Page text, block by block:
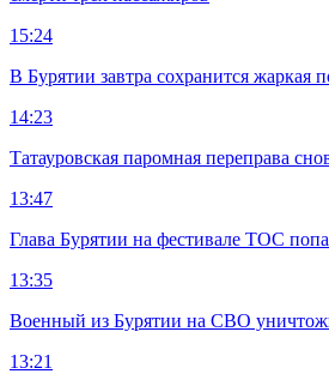
15:24
В Бурятии завтра сохранится жаркая
14:23
Татауровская паромная переправа
13:47
Глава Бурятии на фестивале ТОС
13:35
Военный из Бурятии на СВО
13:21